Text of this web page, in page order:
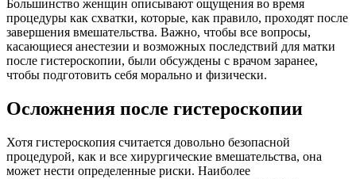
Большинство женщин описывают ощущения во время
процедуры как схватки, которые, как правило, проходят после
завершения вмешательства. Важно, чтобы все вопросы,
касающиеся анестезии и возможных последствий для матки
после гистероскопии, были обсуждены с врачом заранее,
чтобы подготовить себя морально и физически.
Осложнения после гистероскопии
Хотя гистероскопия считается довольно безопасной
процедурой, как и все хирургические вмешательства, она
может нести определенные риски. Наиболее